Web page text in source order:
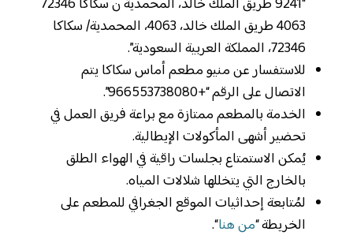
“9241 طريق الملك خالد، المحمدية ن سكاكا 72346
4063 طريق الملك خالد، 4063، المحمدية/ سكاكا
72346، المملكة العربية السعودية”.
للاستفسار عن منيو مطعم أماس سكاكا يتم
الاتصال على الرقم “+966553738080”.
الخدمة بالمطعم ممتازة مع براعة فريق العمل في
تحضير أشهى المأكولات الإيطالية.
يُمكن الاستمتاع بجلسات راقية في الهواء الطلق
بالخارج التي يتخللها شلالات المياه.
لمُتابعة إحداثيات الموقع الجغرافي للمطعم على
الخريطة “من هنا“.